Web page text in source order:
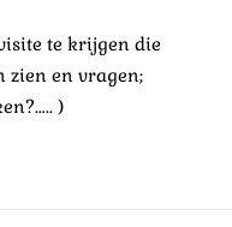
te krijgen die
zien en vragen;
)